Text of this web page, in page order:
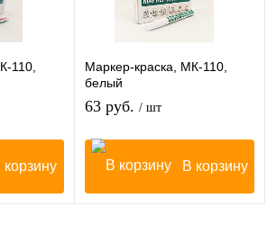
110,
корзину
Маркер-краска, МК-110,
белый
63 руб. / шт
В корзину